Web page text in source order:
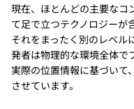
現在、ほとんどの主要なコ
て足で立つテクノロジーが
それをまったく別のレベル
発者は物理的な環境全体で
実際の位置情報に基づいて
させています。